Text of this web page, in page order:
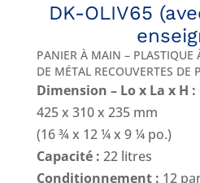
DK-OLIV65
PANIER À MAIN – PLASTIQUE
DE MÉTAL RECOUVERTES DE
Dimension – Lo x La x H :
425 x 310 x 235 mm
(16 ¾ x 12 ¼ x 9 ¼ po.)
Capacité : 22 litres
Conditionnement : 12